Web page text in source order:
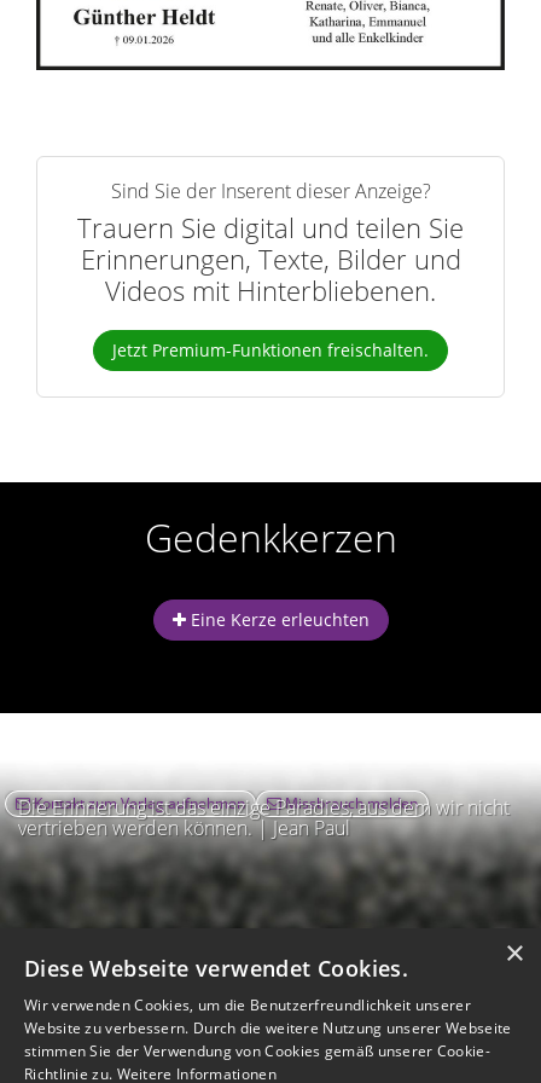
Sind Sie der Inserent dieser Anzeige?
Trauern Sie digital und teilen Sie
Erinnerungen, Texte, Bilder und
Videos mit Hinterbliebenen.
Jetzt Premium-Funktionen freischalten.
Gedenkkerzen
Eine Kerze erleuchten
Die Erinnerung ist das einzige Paradies, aus dem wir nicht
vertrieben werden können. | Jean Paul
Kontakt zum Verlag aufnehmen Missbrauch melden
×
Diese Webseite verwendet Cookies.
Wir verwenden Cookies, um die Benutzerfreundlichkeit unserer
Website zu verbessern. Durch die weitere Nutzung unserer Webseite
stimmen Sie der Verwendung von Cookies gemäß unserer Cookie-
Richtlinie zu. Weitere Informationen